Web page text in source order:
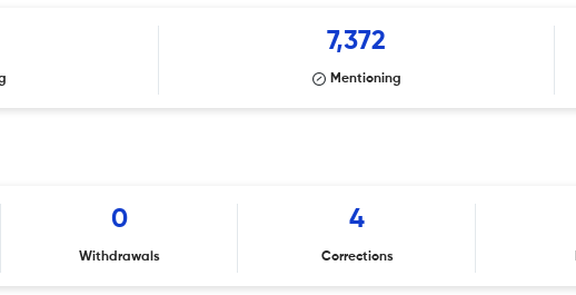
7,372
Mentioning
0
Withdrawals
4
Corrections